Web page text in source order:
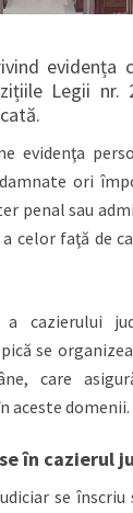
evidența
Legii nr.
evidenţa
ori
penal sau
celor faţă de
cazierului
se
care
aceste domenii.
în cazierul
se înscriu